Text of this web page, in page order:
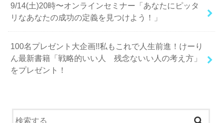
9/14(土)20時〜オンラインセミナー「あなたにピッタ
リなあなたの成功の定義を見つけよう！」
100名プレゼント大企画!!私もこれで人生前進！けーり
ん最新書籍「戦略的いい人 残念ないい人の考え方」
をプレゼント！